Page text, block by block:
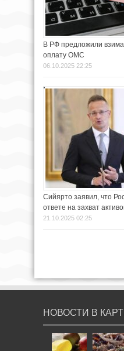
В РФ предложили
оплату ОМС
06.10.2025 22:25
Сийярто заявил, что
ответе на захват
21.10.2025 02:25
НОВОСТИ В